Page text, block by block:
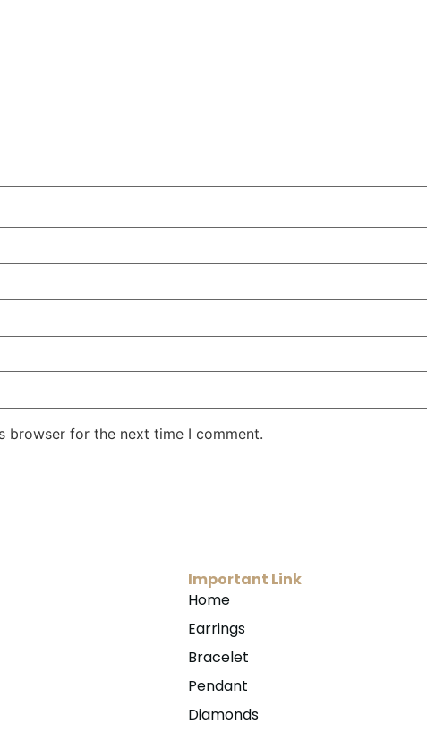
browser for the next time I comment.
Important Link
Home
Earrings
Bracelet
Pendant
Diamonds